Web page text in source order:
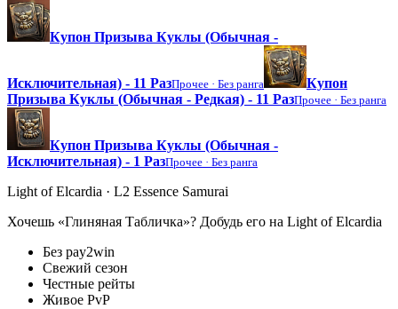
Купон Призыва Куклы (Обычная -
Исключительная) - 11 РазПрочее · Без ранга
Купон
Призыва Куклы (Обычная - Редкая) - 11 РазПрочее · Без ранга
Купон Призыва Куклы (Обычная -
Исключительная) - 1 РазПрочее · Без ранга
Light of Elcardia · L2 Essence Samurai
Хочешь «Глиняная Табличка»? Добудь его на Light of Elcardia
Без pay2win
Свежий сезон
Честные рейты
Живое PvP